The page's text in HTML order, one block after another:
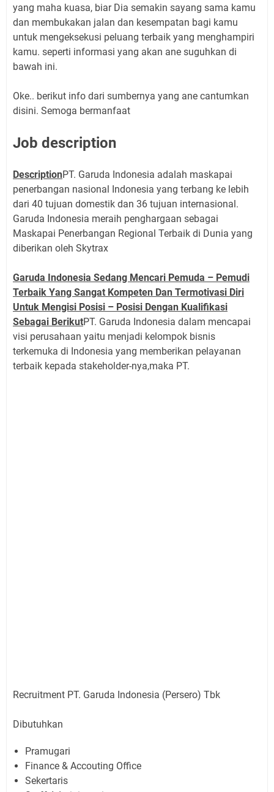
yang maha kuasa, biar Dia semakin sayang sama kamu
dan membukakan jalan dan kesempatan bagi kamu
untuk mengeksekusi peluang terbaik yang menghampiri
kamu. seperti informasi yang akan ane suguhkan di
bawah ini.
Oke.. berikut info dari sumbernya yang ane cantumkan
disini. Semoga bermanfaat
Job description
DescriptionPT. Garuda Indonesia adalah maskapai
penerbangan nasional Indonesia yang terbang ke lebih
dari 40 tujuan domestik dan 36 tujuan internasional.
Garuda Indonesia meraih penghargaan sebagai
Maskapai Penerbangan Regional Terbaik di Dunia yang
diberikan oleh Skytrax
Garuda Indonesia Sedang Mencari Pemuda – Pemudi
Terbaik Yang Sangat Kompeten Dan Termotivasi Diri
Untuk Mengisi Posisi – Posisi Dengan Kualifikasi
Sebagai BerikutPT. Garuda Indonesia dalam mencapai
visi perusahaan yaitu menjadi kelompok bisnis
terkemuka di Indonesia yang memberikan pelayanan
terbaik kepada stakeholder-nya,maka PT.
Recruitment PT. Garuda Indonesia (Persero) Tbk
Dibutuhkan
Pramugari
Finance & Accouting Office
Sekertaris